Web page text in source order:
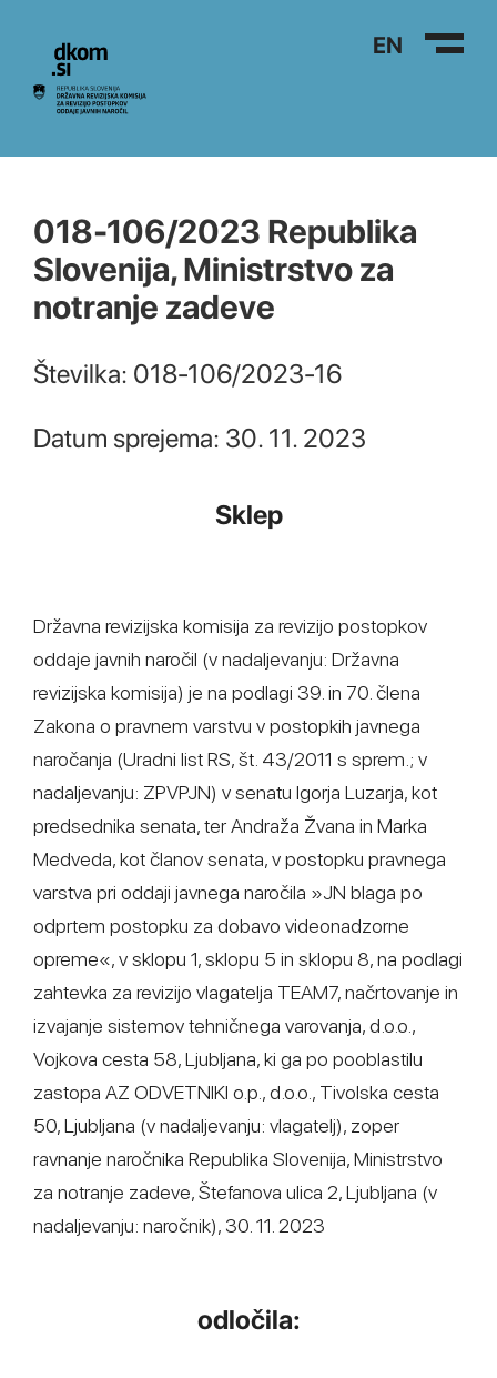
Na vsebino EN
018-106/2023 Republika
Slovenija, Ministrstvo za
notranje zadeve
Številka: 018-106/2023-16
Datum sprejema: 30. 11. 2023
Sklep
Državna revizijska komisija za revizijo postopkov
oddaje javnih naročil (v nadaljevanju: Državna
revizijska komisija) je na podlagi 39. in 70. člena
Zakona o pravnem varstvu v postopkih javnega
naročanja (Uradni list RS, št. 43/2011 s sprem.; v
nadaljevanju: ZPVPJN) v senatu Igorja Luzarja, kot
predsednika senata, ter Andraža Žvana in Marka
Medveda, kot članov senata, v postopku pravnega
varstva pri oddaji javnega naročila »JN blaga po
odprtem postopku za dobavo videonadzorne
opreme«, v sklopu 1, sklopu 5 in sklopu 8, na podlagi
zahtevka za revizijo vlagatelja TEAM7, načrtovanje in
izvajanje sistemov tehničnega varovanja, d.o.o.,
Vojkova cesta 58, Ljubljana, ki ga po pooblastilu
zastopa AZ ODVETNIKI o.p., d.o.o., Tivolska cesta
50, Ljubljana (v nadaljevanju: vlagatelj), zoper
ravnanje naročnika Republika Slovenija, Ministrstvo
za notranje zadeve, Štefanova ulica 2, Ljubljana (v
nadaljevanju: naročnik), 30. 11. 2023
odločila: